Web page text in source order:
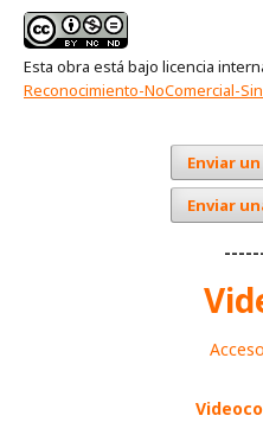
Esta obra está bajo licencia
Reconocimiento-NoComercial-
Enviar
Enviar